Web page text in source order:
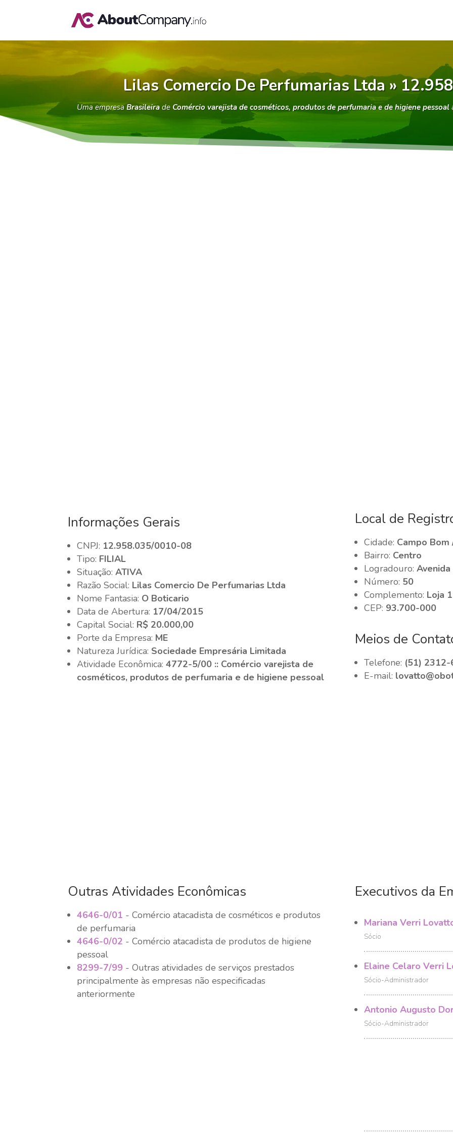
Lilas Comercio De Perfumarias Ltda »
Uma empresaBrasileirade Comércio varejista de cosméticos, produtos de perfumaria e de higiene pessoal
Informações Gerais
CNPJ: 12.958.035/0010-08
Tipo: FILIAL
Situação:ATIVA
Razão Social: Lilas Comercio De Perfumarias Ltda
Nome Fantasia: O Boticario
Data de Abertura: 17/04/2015
Capital Social: R$ 20.000,00
Porte da Empresa: ME
Natureza Jurídica: Sociedade Empresária Limitada
Atividade Econômica:4772-5/00 :: Comércio varejista de
cosméticos, produtos de perfumaria e de higiene pessoal
Local de
Cidade: Campo Bom
Bairro: Centro
Logradouro:
Número: 50
Complemento: Loja 1
CEP: 93.700-000
Meios de
Telefone: (51)
E-mail:
Outras Atividades Econômicas
4646-0/01 - Comércio atacadista de cosméticos e produtos
de perfumaria
4646-0/02 - Comércio atacadista de produtos de higiene
pessoal
8299-7/99 - Outras atividades de serviços prestados
principalmente às empresas não especificadas
anteriormente
Executivos da
Mariana Verri
Sócio
Elaine Celaro Verri
Sócio-Administrador
Antonio Augusto
Sócio-Administrador